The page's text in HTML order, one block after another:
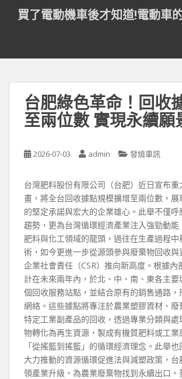
t
買了電動機車後才知道!電動車
台肥綠色革命！回收
至兩位數 實現永續願
2026-07-03 admin 發燒車訊
台灣肥料股份有限公司（台肥）近日宣布
畫，將全台回收據點規模擴增至兩位數，
的堅定承諾與宏大的企業雄心。此舉不僅
趨勢，更為台灣循環經濟產業注入強勁動能
肥料與化工領域的龍頭，過往在生產過程中
術，如今更進一步從源頭參與廢棄物回收
企業社會責任（CSR）推向新高度。根據內
計在未來兩年內，於北、中、南、東各主
個回收服務站點，並結合原有的銷售通路
網絡。這些據點將專注於農業塑膠資材、廢
特定工業副產品的回收，透過專業分類與
物轉化為再生資源，製成有機質肥料或工
「從搖籃到搖籃」的循環經濟理念。此舉
大力推動的資源循環促進法與減塑政策，
領產業升級，為農業廢棄物找到永續出口